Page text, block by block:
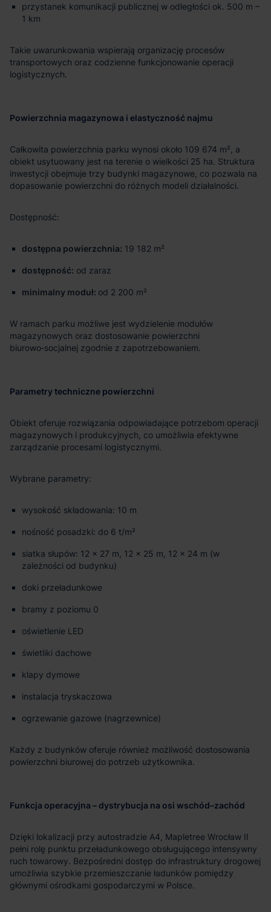
przystanek komunikacji publicznej w odległości ok. 500 m –
1 km
Takie uwarunkowania wspierają organizację procesów
transportowych oraz codzienne funkcjonowanie operacji
logistycznych.
Powierzchnia magazynowa i elastyczność najmu
Całkowita powierzchnia parku wynosi około 109 674 m², a
obiekt usytuowany jest na terenie o wielkości 25 ha. Struktura
inwestycji obejmuje trzy budynki magazynowe, co pozwala na
dopasowanie powierzchni do różnych modeli działalności.
Dostępność:
dostępna powierzchnia: 19 182 m²
dostępność: od zaraz
minimalny moduł: od 2 200 m²
W ramach parku możliwe jest wydzielenie modułów
magazynowych oraz dostosowanie powierzchni
biurowo‑socjalnej zgodnie z zapotrzebowaniem.
Parametry techniczne powierzchni
Obiekt oferuje rozwiązania odpowiadające potrzebom operacji
magazynowych i produkcyjnych, co umożliwia efektywne
zarządzanie procesami logistycznymi.
Wybrane parametry:
wysokość składowania: 10 m
nośność posadzki: do 6 t/m²
siatka słupów: 12 × 27 m, 12 × 25 m, 12 × 24 m (w
zależności od budynku)
doki przeładunkowe
bramy z poziomu 0
oświetlenie LED
świetliki dachowe
klapy dymowe
instalacja tryskaczowa
ogrzewanie gazowe (nagrzewnice)
Każdy z budynków oferuje również możliwość dostosowania
powierzchni biurowej do potrzeb użytkownika.
Funkcja operacyjna – dystrybucja na osi wschód–zachód
Dzięki lokalizacji przy autostradzie A4, Mapletree Wrocław II
pełni rolę punktu przeładunkowego obsługującego intensywny
ruch towarowy. Bezpośredni dostęp do infrastruktury drogowej
umożliwia szybkie przemieszczanie ładunków pomiędzy
głównymi ośrodkami gospodarczymi w Polsce.